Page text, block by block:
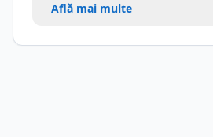
Află mai multe